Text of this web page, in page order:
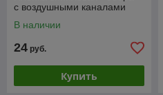
с воздушными каналами
В наличии
24 руб.
Купить